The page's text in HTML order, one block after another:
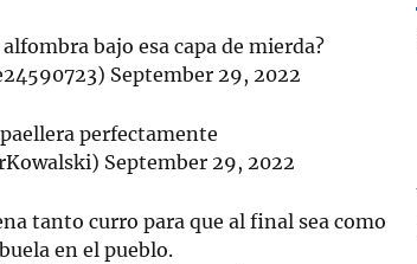
bajo esa capa de mierda?
September 29, 2022
perfectamente
September 29, 2022
tanto curro para que al final sea como
en el pueblo.